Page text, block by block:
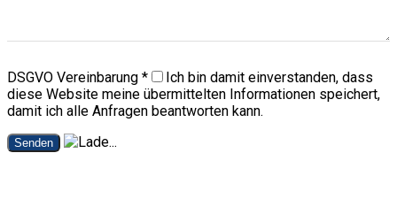
DSGVO Vereinbarung *
Ich bin damit einverstanden, dass
diese Website meine übermittelten Informationen speichert,
damit ich alle Anfragen beantworten kann.
Senden